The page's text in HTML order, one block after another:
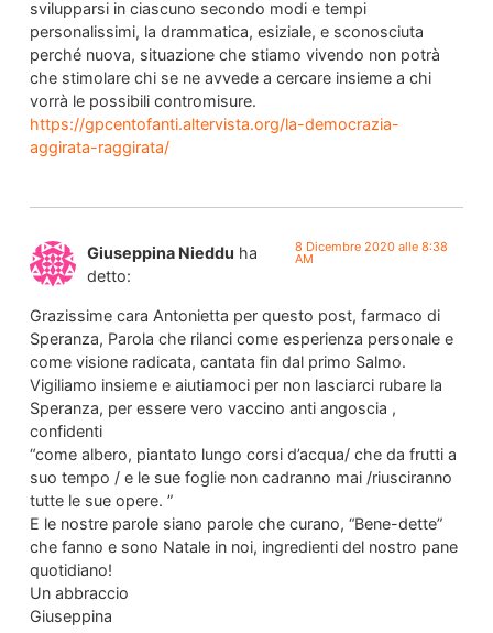
svilupparsi in ciascuno secondo modi e tempi
personalissimi, la drammatica, esiziale, e sconosciuta
perché nuova, situazione che stiamo vivendo non potrà
che stimolare chi se ne avvede a cercare insieme a chi
vorrà le possibili contromisure.
https://gpcentofanti.altervista.org/la-democrazia-
aggirata-raggirata/
Giuseppina Nieddu ha
detto:
8 Dicembre 2020 alle 8:38
AM
Grazissime cara Antonietta per questo post, farmaco di
Speranza, Parola che rilanci come esperienza personale e
come visione radicata, cantata fin dal primo Salmo.
Vigiliamo insieme e aiutiamoci per non lasciarci rubare la
Speranza, per essere vero vaccino anti angoscia ,
confidenti
“come albero, piantato lungo corsi d’acqua/ che da frutti a
suo tempo / e le sue foglie non cadranno mai /riusciranno
tutte le sue opere. ”
E le nostre parole siano parole che curano, “Bene-dette”
che fanno e sono Natale in noi, ingredienti del nostro pane
quotidiano!
Un abbraccio
Giuseppina